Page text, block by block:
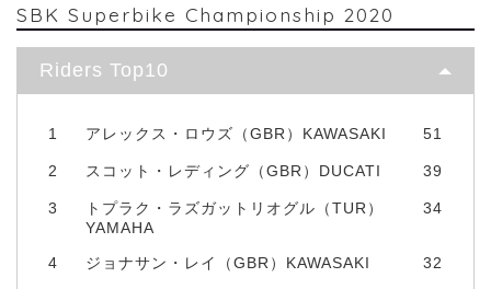
SBK Superbike Championship 2020
Riders Top10
1 アレックス・ロウズ（GBR）KAWASAKI 51
2 スコット・レディング（GBR）DUCATI 39
3
トプラク・ラズガットリオグル（TUR）
YAMAHA
34
4 ジョナサン・レイ（GBR）KAWASAKI 32